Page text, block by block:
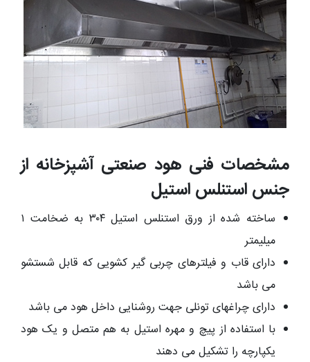
مشخصات فنی هود صنعتی آشپزخانه از
جنس استنلس استیل
ساخته شده از ورق استنلس استیل ۳۰۴ به ضخامت ۱
میلیمتر
دارای قاب و فیلترهای چربی گیر کشویی که قابل شستشو
می باشد
دارای چراغهای تونلی جهت روشنایی داخل هود می باشد
با استفاده از پیچ و مهره استیل به هم متصل و یک هود
یکپارچه را تشکیل می دهند